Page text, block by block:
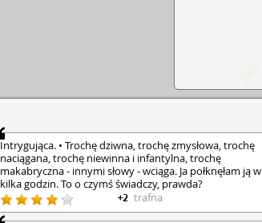
Intrygująca. • Trochę dziwna, trochę zmysłowa, trochę
naciągana, trochę niewinna i infantylna, trochę
makabryczna - innymi słowy - wciąga. Ja połknęłam ją w
kilka godzin. To o czymś świadczy, prawda?
+2 trafna